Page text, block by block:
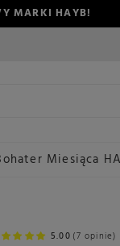
MARKI HAYB!
Miesiąca
5.00 (7 opinie)